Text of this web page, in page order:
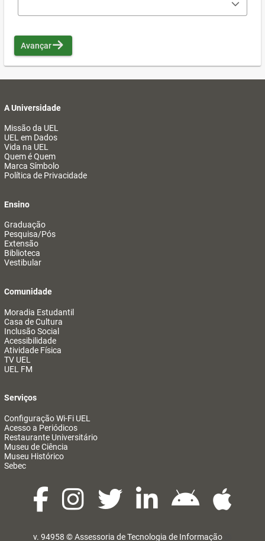
Avançar
A Universidade
Missão da UEL
UEL em Dados
Vida na UEL
Quem é Quem
Marca Símbolo
Política de Privacidade
Ensino
Graduação
Pesquisa/Pós
Extensão
Biblioteca
Vestibular
Comunidade
Moradia Estudantil
Casa de Cultura
Inclusão Social
Acessibilidade
Atividade Física
TV UEL
UEL FM
Serviços
Configuração Wi-Fi UEL
Acesso a Periódicos
Restaurante Universitário
Museu de Ciência
Museu Histórico
Sebec
v. 94958 ©Assessoria de Tecnologia de Informação